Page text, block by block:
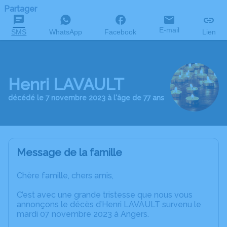
Partager
SMS WhatsApp Facebook E-mail Lien
Henri LAVAULT
décédé le 7 novembre 2023 à l'âge de 77 ans
Message de la famille
Chère famille, chers amis,
C’est avec une grande tristesse que nous vous
annonçons le décès d’Henri LAVAULT survenu le
mardi 07 novembre 2023 à Angers.